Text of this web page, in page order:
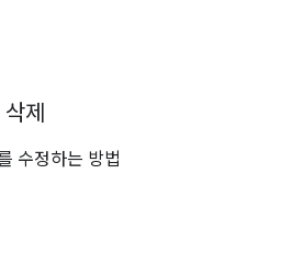
제
수정하는 방법